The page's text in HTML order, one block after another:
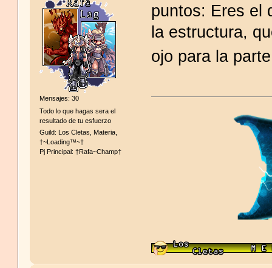
Mensajes: 30
Todo lo que hagas sera el
resultado de tu esfuerzo
Guild: Los Cletas, Materia,
†~Loading™~†
Pj Principal: †Rafa~Champ†
puntos: Eres el
la estructura,
ojo para la